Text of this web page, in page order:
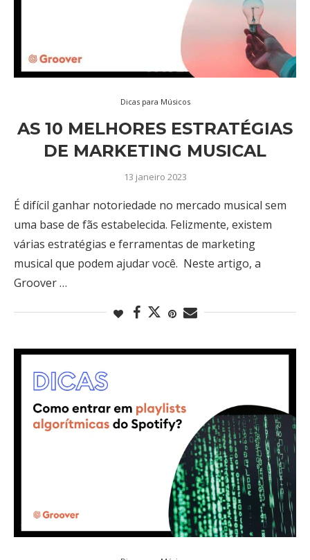
Dicas para Músicos
AS 10 MELHORES ESTRATÉGIAS
DE MARKETING MUSICAL
13 janeiro 2023
É difícil ganhar notoriedade no mercado musical sem
uma base de fãs estabelecida. Felizmente, existem
várias estratégias e ferramentas de marketing
musical que podem ajudar você. Neste artigo, a
Groover …